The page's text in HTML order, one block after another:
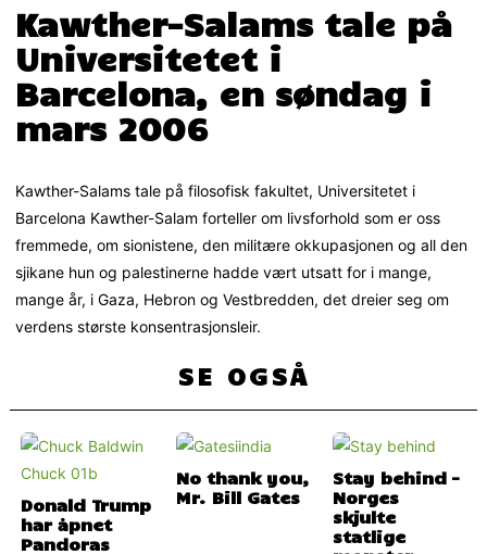
Kawther-Salams tale på
Universitetet i
Barcelona, en søndag i
mars 2006
Kawther-Salams tale på filosofisk fakultet, Universitetet i
Barcelona Kawther-Salam forteller om livsforhold som er oss
fremmede, om sionistene, den militære okkupasjonen og all den
sjikane hun og palestinerne hadde vært utsatt for i mange,
mange år, i Gaza, Hebron og Vestbredden, det dreier seg om
verdens største konsentrasjonsleir.
SE OGSÅ
Donald Trump
har åpnet
Pandoras
No thank you,
Mr. Bill Gates
Stay behind –
Norges
skjulte
statlige